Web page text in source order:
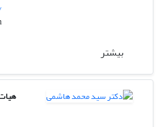
mojtaba_vaezi
بیشتر